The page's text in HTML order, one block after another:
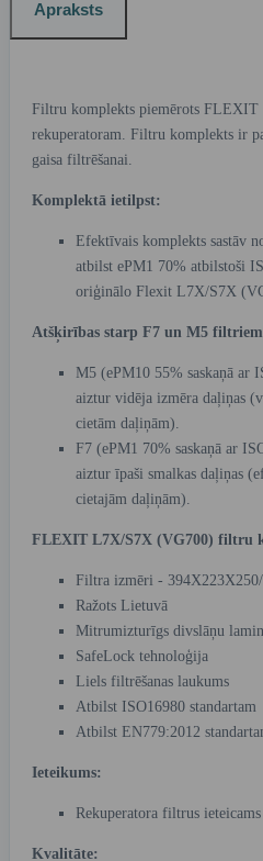
Apraksts
Filtru komplekts piemērots
rekuperatoram. Filtru komplekts ir
gaisa filtrēšanai.
Komplektā ietilpst:
Efektīvais komplekts sastāv
atbilst ePM1 70% atbilstoši
oriģinālo Flexit L7X/S7X
Atšķirības starp F7 un M5
M5 (ePM10 55% saskaņā ar
aiztur vidēja izmēra daļiņas
cietām daļiņām).
F7 (ePM1 70% saskaņā ar
aiztur īpaši smalkas daļiņas
cietajām daļiņām).
FLEXIT L7X/S7X (VG700) filtru
Filtra izmēri -
Ražots Lietuvā
Mitrumizturīgs divslāņu
SafeLock tehnoloģija
Liels filtrēšanas laukums
Atbilst ISO16980 standartam
Atbilst EN779:2012
Ieteikums:
Rekuperatora filtrus
Kvalitāte: